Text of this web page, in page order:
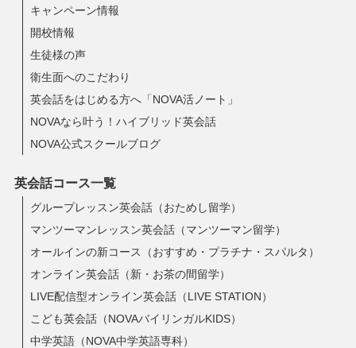
キャンペーン情報
開校情報
生徒様の声
衛生面へのこだわり
英会話をはじめる方へ「NOVA活ノート」
NOVAなら叶う！ハイブリッド英会話
NOVA公式スクールブログ
英会話コース一覧
グループレッスン英会話（おためし留学）
マンツーマンレッスン英会話（マンツーマン留学）
オールインの新コース（おすすめ・プラチナ・スパルタ）
オンライン英会話（新・お茶の間留学）
LIVE配信型オンライン英会話（LIVE STATION）
こども英会話（NOVAバイリンガルKIDS）
中学英語（NOVA中学英語専科）